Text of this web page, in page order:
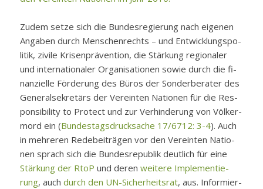
Zu­dem set­ze sich die Bun­des­re­gie­rung nach ei­ge­nen
An­ga­ben durch Men­schen­rechts – und Ent­wick­lungs­po­
li­tik, zi­vi­le Kri­sen­prä­ven­ti­on, die Stär­kung re­gio­na­ler
und in­ter­na­tio­na­ler Or­ga­ni­sa­tio­nen so­wie durch die fi­
nan­zi­el­le För­de­rung des Bü­ros der Son­der­be­ra­ter des
Ge­ne­ral­se­kre­tärs der Ver­ein­ten Na­tio­nen für die Re­s­
pon­si­bi­li­ty to Pro­tect und zur Ver­hin­de­rung von Völ­ker­
mord ein (Bun­des­tags­druck­sa­che 17/6712: 3-4). Auch
in meh­re­ren Re­de­bei­trä­gen vor den Ver­ein­ten Na­tio­
nen sprach sich die Bun­des­re­pu­blik deut­lich für ei­ne
Stär­kung der RtoP und de­ren wei­te­re Im­ple­men­tie­
rung, auch durch den UN-Si­cher­heits­rat, aus. In­for­mier­